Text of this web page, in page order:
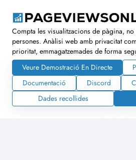
Compta les visualitzacions de pàgina, no
persones. Anàlisi web amb privacitat
prioritat, emmagatzemades de forma
Veure Demostració En Directe
Documentació
Discord
Dades recollides